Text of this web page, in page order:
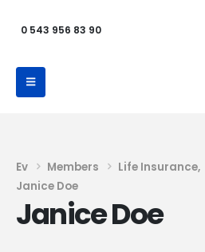
0 543 956 83 90
Ev Members Life Insurance,
Janice Doe
Janice Doe